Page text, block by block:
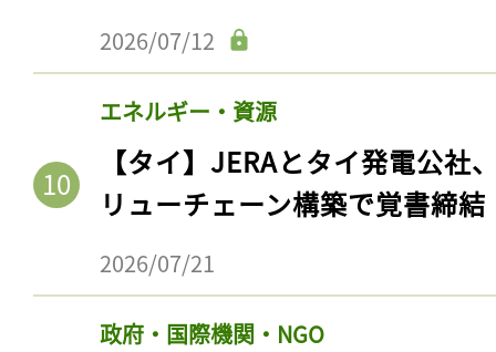
2026/07/12
エネルギー・資源
【タイ】JERAとタイ発電公社
リューチェーン構築で覚書締結
2026/07/21
政府・国際機関・NGO